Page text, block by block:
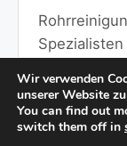
Mehr
Wir verwenden
unserer Website
You can find out
switch them off in